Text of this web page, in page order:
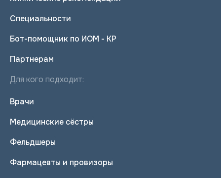
Специальности
Бот-помощник по ИОМ - КР
Партнерам
Для кого подходит:
Врачи
Медицинские сёстры
Фельдшеры
Фармацевты и провизоры